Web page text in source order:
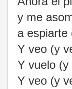
y me
a espiarte
Y veo (y
Y vuelo (y
Y veo (y